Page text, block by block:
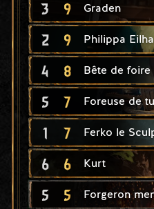
3 9 Graden
2 9 Philippa
4 8 Bête de foire
5 7 Foreuse de
1 7 Ferko le
6 6 Kurt
5 5 Forgeron